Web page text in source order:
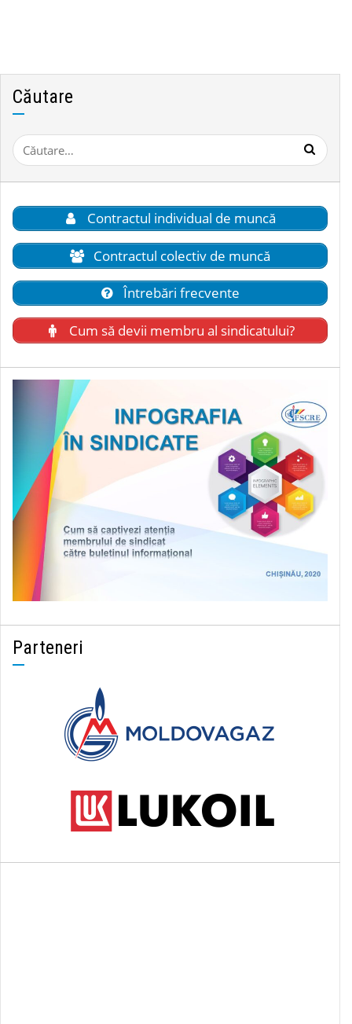
Căutare
Caută
după:
Contractul individual de muncă
Contractul colectiv de muncă
Întrebări frecvente
Cum să devii membru al sindicatului?
Parteneri